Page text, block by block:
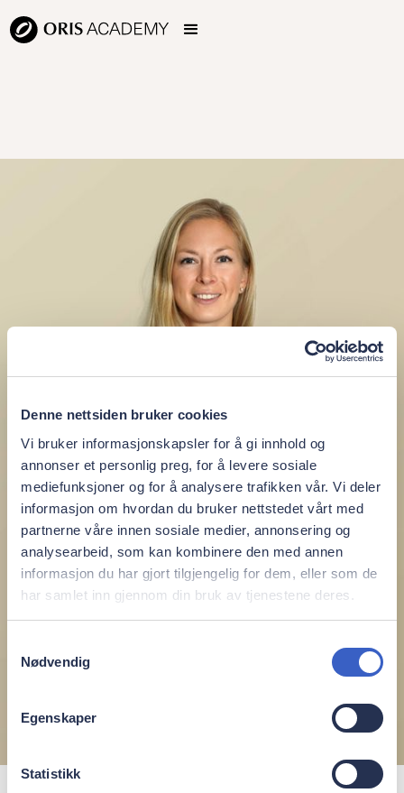
Denne nettsiden bruker cookies
Vi bruker informasjonskapsler for å gi innhold og
annonser et personlig preg, for å levere sosiale
mediefunksjoner og for å analysere trafikken vår. Vi deler
informasjon om hvordan du bruker nettstedet vårt med
partnerne våre innen sosiale medier, annonsering og
analysearbeid, som kan kombinere den med annen
informasjon du har gjort tilgjengelig for dem, eller som de
har samlet inn gjennom din bruk av tjenestene deres.
Nødvendig
Egenskaper
Statistikk